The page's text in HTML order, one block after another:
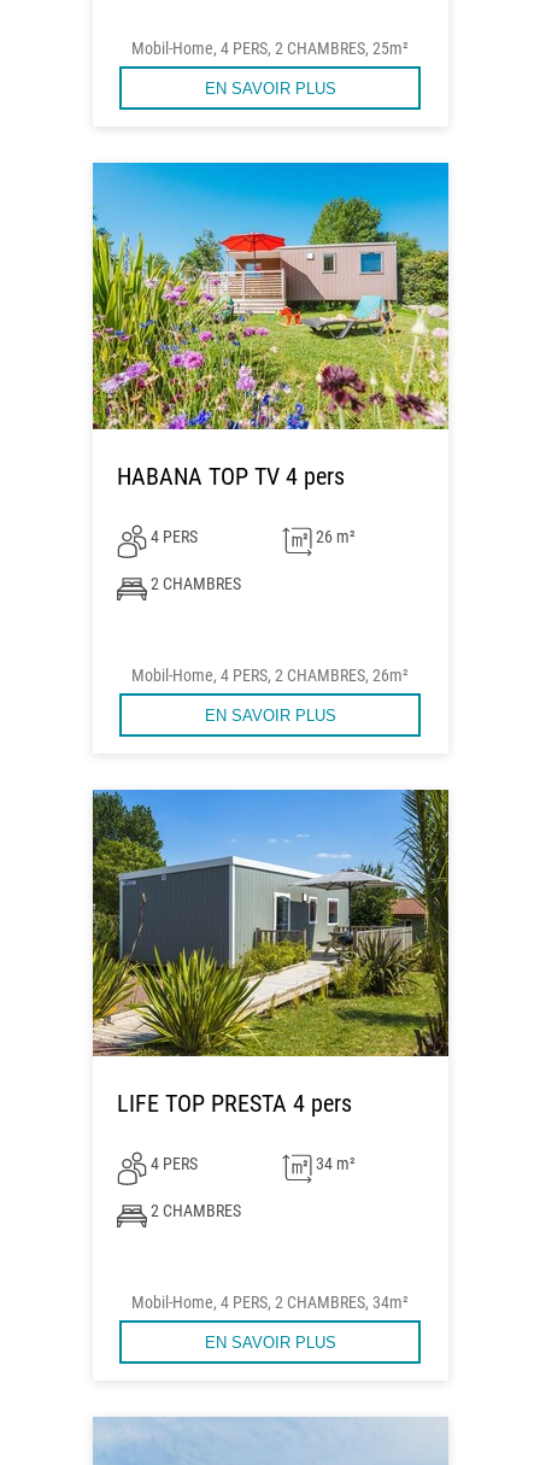
Mobil-Home, 4 PERS, 2 CHAMBRES, 25m²
EN SAVOIR PLUS
HABANA TOP TV 4 pers
4 PERS 26 m²
2 CHAMBRES
Mobil-Home, 4 PERS, 2 CHAMBRES, 26m²
EN SAVOIR PLUS
LIFE TOP PRESTA 4 pers
4 PERS 34 m²
2 CHAMBRES
Mobil-Home, 4 PERS, 2 CHAMBRES, 34m²
EN SAVOIR PLUS